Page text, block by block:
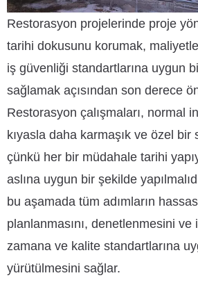
Restorasyon projelerinde proje
tarihi dokusunu korumak,
iş güvenliği standartlarına uygun
sağlamak açısından son derece
Restorasyon çalışmaları, normal
kıyasla daha karmaşık ve özel bir
çünkü her bir müdahale tarihi
aslına uygun bir şekilde
bu aşamada tüm adımların
planlanmasını, denetlenmesini ve
zamana ve kalite standartlarına
yürütülmesini sağlar.